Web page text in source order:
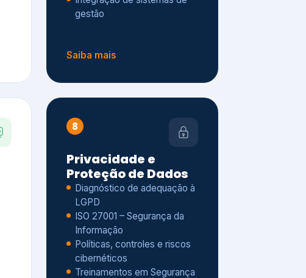
gestão
Saiba mais
8
Privacidade e
Proteção de Dados
Diagnóstico de adequação à
LGPD
ISO 27001 – Segurança da
Informação
Políticas, controles e riscos
cibernéticos
Treinamentos em Segurança